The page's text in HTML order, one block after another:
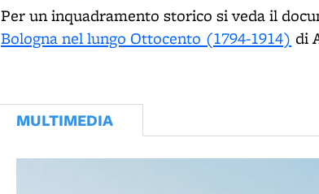
Per un inquadramento storico si veda il
Bologna nel lungo Ottocento (1794-1914) di
MULTIMEDIA